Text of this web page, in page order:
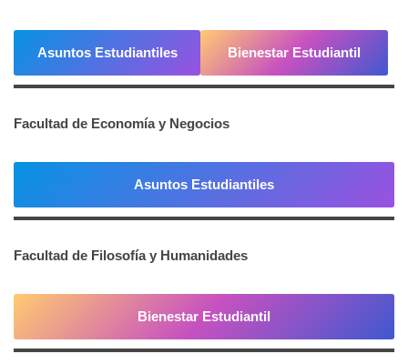
Asuntos Estudiantiles Bienestar Estudiantil
Facultad de Economía y Negocios
Asuntos Estudiantiles
Facultad de Filosofía y Humanidades
Bienestar Estudiantil